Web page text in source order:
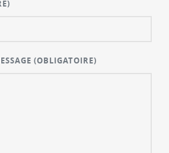
(OBLIGATOIRE)